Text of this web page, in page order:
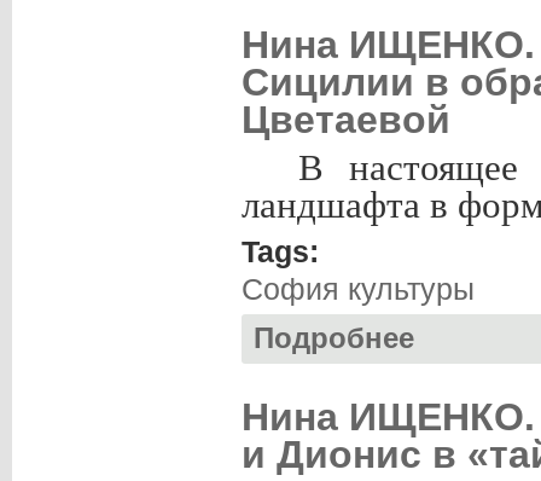
Нина ИЩЕНКО.
Сицилии в
Цветаевой
В настоящее
ландшафта в
Tags:
София культуры
Подробнее
Нина ИЩЕНКО.
и Дионис в